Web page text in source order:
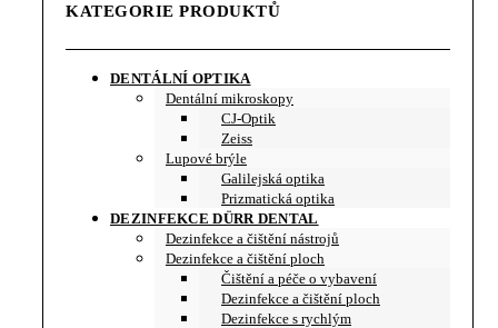
KATEGORIE PRODUKTŮ
DENTÁLNÍ OPTIKA
Dentální mikroskopy
CJ-Optik
Zeiss
Lupové brýle
Galilejská optika
Prizmatická optika
DEZINFEKCE DÜRR DENTAL
Dezinfekce a čištění nástrojů
Dezinfekce a čištění ploch
Čištění a péče o vybavení
Dezinfekce a čištění ploch
Dezinfekce s rychlým